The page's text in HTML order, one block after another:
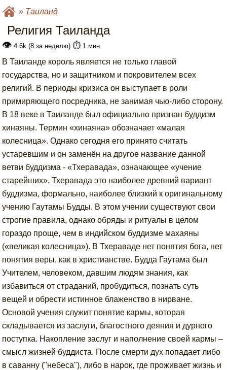
» Таиланд
Религия Таиланда
👁 4.6k (8 за неделю) ⏱️ 1 мин.
В Таиланде король является не только главой
государства, но и защитником и покровителем всех
религий. В периоды кризиса он выступает в роли
примиряющего посредника, не занимая чью-либо сторону.
В 18 веке в Таиланде был официально признан буддизм
хинаяны. Термин «хинаяна» обозначает «малая
колесница». Однако сегодня его принято считать
устаревшим и он заменён на другое название данной
ветви буддизма - «Тхеравада», означающее «учение
старейших». Тхеравада это наиболее древний вариант
буддизма, формально, наиболее близкий к оригинальному
учению Гаутамы Будды. В этом учении существуют свои
строгие правила, однако обряды и ритуалы в целом
гораздо проще, чем в индийском буддизме махаяны
(«великая колесница»). В Тхераваде нет понятия бога, нет
понятия веры, как в христианстве. Будда Гаутама был
Учителем, человеком, давшим людям знания, как
избавиться от страданий, пробудиться, познать суть
вещей и обрести истинное блаженство в нирване.
Основой учения служит понятие кармы, которая
складывается из заслуги, благостного деяния и дурного
поступка. Накопление заслуг и наполнение своей кармы –
смысл жизней буддиста. После смерти дух попадает либо
в саванну ("небеса"), либо в нарок, где проживает жизнь и